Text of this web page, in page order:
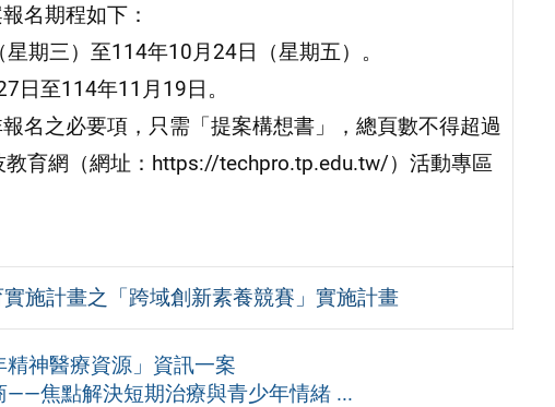
名期程如下：
期三）至114年10月24日（星期五）。
日至114年11月19日。
名之必要項，只需「提案構想書」，總頁數不得超過
育網（網址：https://techpro.tp.edu.tw/）活動專區
施計畫之「跨域創新素養競賽」實施計畫
神醫療資源」資訊一案
——焦點解決短期治療與青少年情緒 ...